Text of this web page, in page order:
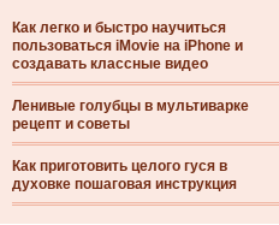
Как легко и быстро научиться
пользоваться iMovie на iPhone и
создавать классные видео
Ленивые голубцы в мультиварке
рецепт и советы
Как приготовить целого гуся в
духовке пошаговая инструкция